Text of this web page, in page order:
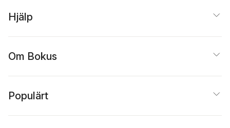
Hjälp
Om Bokus
Populärt